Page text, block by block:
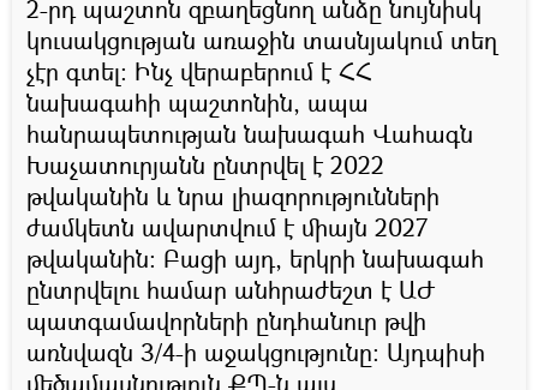
2-րդ պաշտոն զբաղեցնող անձը նույնիսկ
կուսակցության առաջին տասնյակում տեղ
չէր գտել։ Ինչ վերաբերում է ՀՀ
նախագահի պաշտոնին, ապա
հանրապետության նախագահ Վահագն
Խաչատուրյանն ընտրվել է 2022
թվականին և նրա լիազորությունների
ժամկետն ավարտվում է միայն 2027
թվականին։ Բացի այդ, երկրի նախագահ
ընտրվելու համար անհրաժեշտ է ԱԺ
պատգամավորների ընդհանուր թվի
առնվազն 3/4-ի աջակցությունը։ Այդպիսի
մեծամասնություն ՔՊ-ն այս